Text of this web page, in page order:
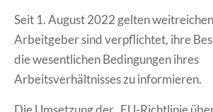
Seit 1. August 2022 gelten
Arbeitgeber sind verpflichtet, ihre
die wesentlichen Bedingungen ihres
Arbeitsverhältnisses zu informieren.